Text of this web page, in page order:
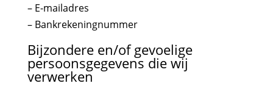
– E-mailadres
– Bankrekeningnummer
Bijzondere en/of gevoelige
persoonsgegevens die wij
verwerken